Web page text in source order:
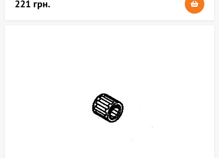
221 грн.